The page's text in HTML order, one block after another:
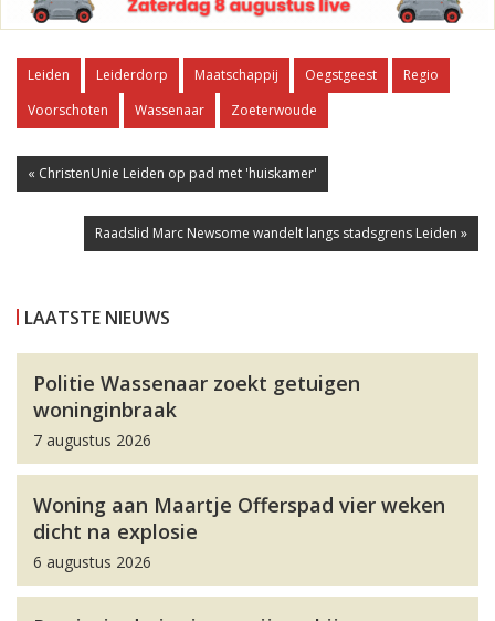
Leiden Leiderdorp Maatschappij Oegstgeest
Regio
Voorschoten
Wassenaar Zoeterwoude
« ChristenUnie Leiden op pad met 'huiskamer'
Raadslid Marc Newsome wandelt langs stadsgrens Leiden »
LAATSTE NIEUWS
Politie Wassenaar zoekt getuigen
woninginbraak
7 augustus 2026
Woning aan Maartje Offerspad vier weken
dicht na explosie
6 augustus 2026